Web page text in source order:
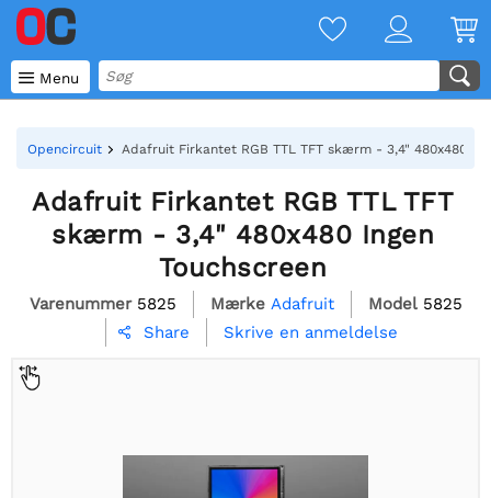
 Menu
Opencircuit Adafruit Firkantet RGB TTL TFT skærm - 3,4" 480x480
Adafruit Firkantet RGB TTL TFT
skærm - 3,4" 480x480 Ingen
Touchscreen
Varenummer 5825 Mærke Adafruit Model 5825
 Share Skrive en anmeldelse